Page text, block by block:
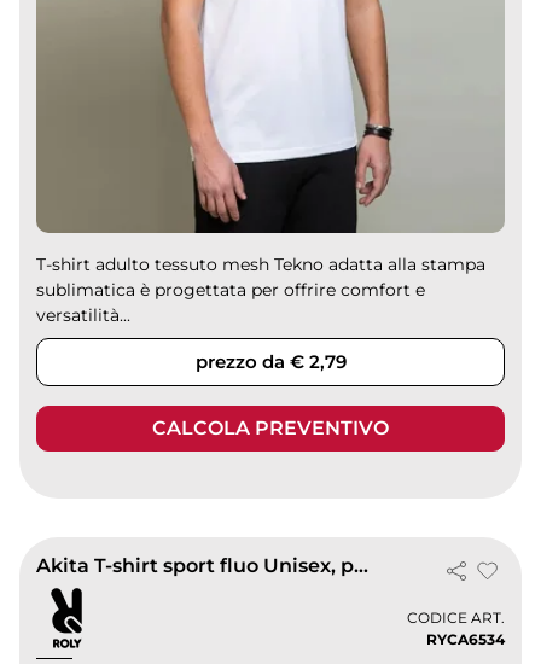
T-shirt adulto tessuto mesh Tekno adatta alla stampa
sublimatica è progettata per offrire comfort e
versatilità...
prezzo da € 2,79
CALCOLA PREVENTIVO
Akita T-shirt sport fluo Unisex, poliestere effetto cotone
CODICE ART.
RYCA6534